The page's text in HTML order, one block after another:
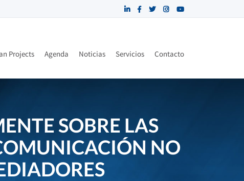
Projects Agenda Noticias Servicios Contacto
SOBRE LAS
NO